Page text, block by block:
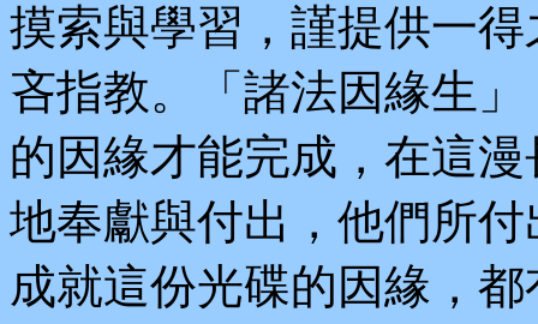
摸索與學習，謹提供一
吝指教。「諸法因緣生
的因緣才能完成，在這
地奉獻與付出，他們所
成就這份光碟的因緣，